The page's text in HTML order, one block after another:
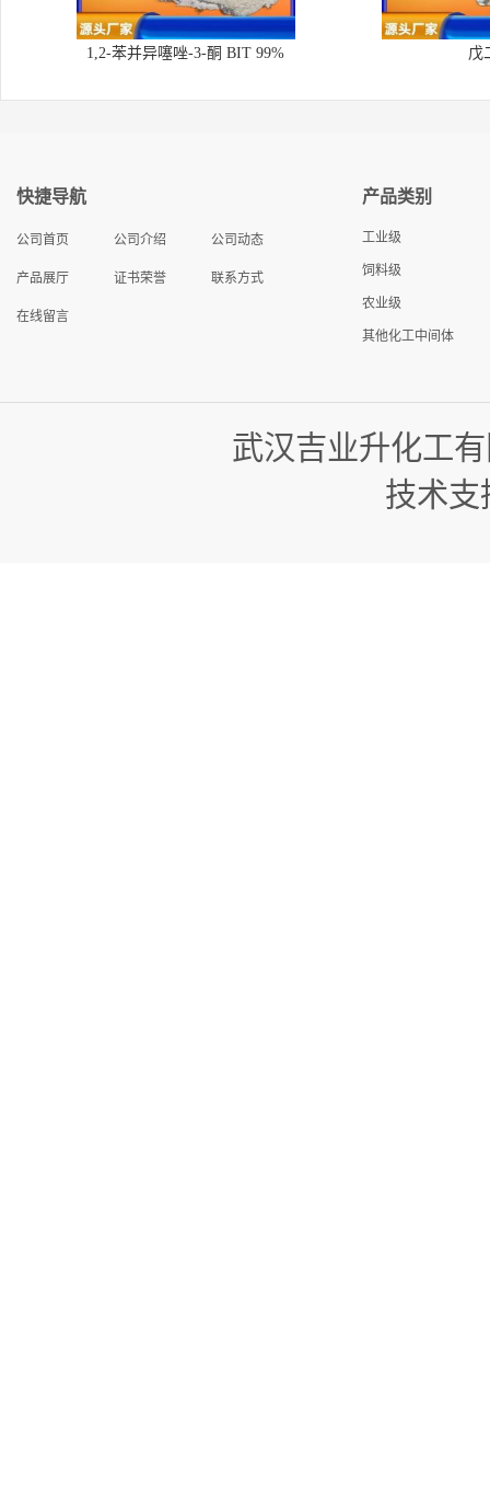
1,2-苯并异噻唑-3-酮 BIT 99% 戊
快捷导航
公司首页 公司介绍 公司动态
产品展厅 证书荣誉 联系方式
在线留言
产品类别
工业级
饲料级
农业级
其他化工中间体
武汉吉业升化工
技术